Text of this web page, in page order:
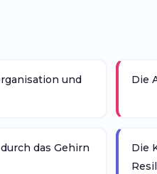
und
Die
das Gehirn
Die